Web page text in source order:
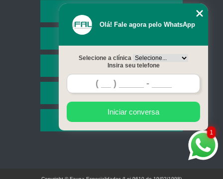
Serviços
Contato
Mapa do site
1
Olá! Fale agora pelo WhatsApp
Selecione a clínica
Insira seu telefone
Iniciar conversa